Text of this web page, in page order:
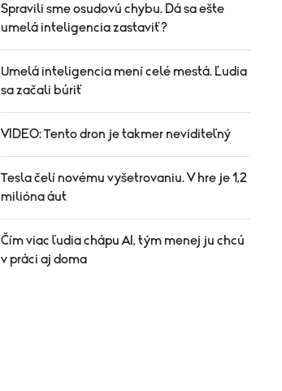
Spravili sme osudovú chybu. Dá sa ešte
umelá inteligencia zastaviť?
Umelá inteligencia mení celé mestá. Ľudia
sa začali búriť
VIDEO: Tento dron je takmer neviditeľný
Tesla čelí novému vyšetrovaniu. V hre je 1,2
milióna áut
Čím viac ľudia chápu AI, tým menej ju chcú
v práci aj doma